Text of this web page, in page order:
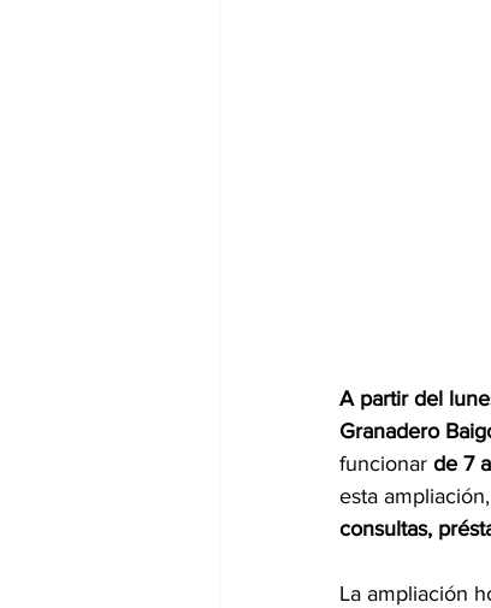
A partir del
Granadero
funcionar de 7
esta ampliación,
consultas,
La ampliación